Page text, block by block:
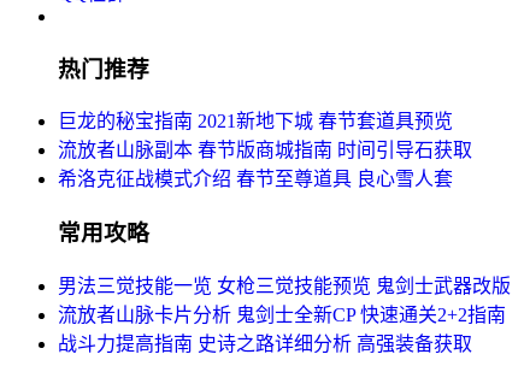
热门推荐
巨龙的秘宝指南 2021新地下城 春节套道具预览
流放者山脉副本 春节版商城指南 时间引导石获取
希洛克征战模式介绍 春节至尊道具 良心雪人套
常用攻略
男法三觉技能一览 女枪三觉技能预览 鬼剑士武器改版
流放者山脉卡片分析 鬼剑士全新CP 快速通关2+2指南
战斗力提高指南 史诗之路详细分析 高强装备获取